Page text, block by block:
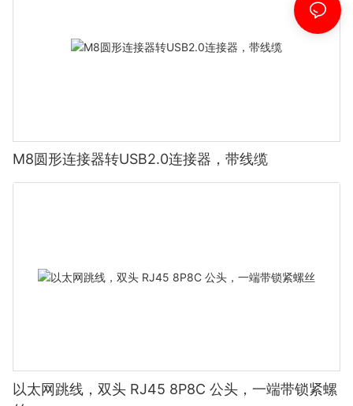
M8圆形连接器转USB2.0连接器，带线缆
以太网跳线，双头 RJ45 8P8C 公头，一端带锁紧螺